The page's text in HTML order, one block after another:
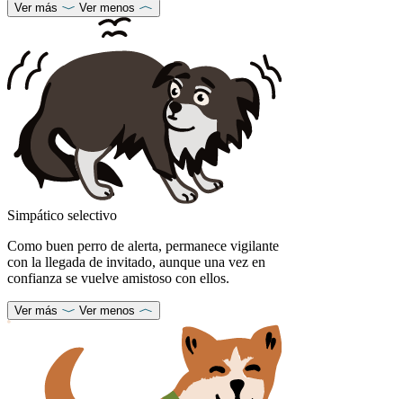
Ver más Ver menos
Simpático selectivo
Como buen perro de alerta, permanece vigilante
con la llegada de invitado, aunque una vez en
confianza se vuelve amistoso con ellos.
Ver más Ver menos